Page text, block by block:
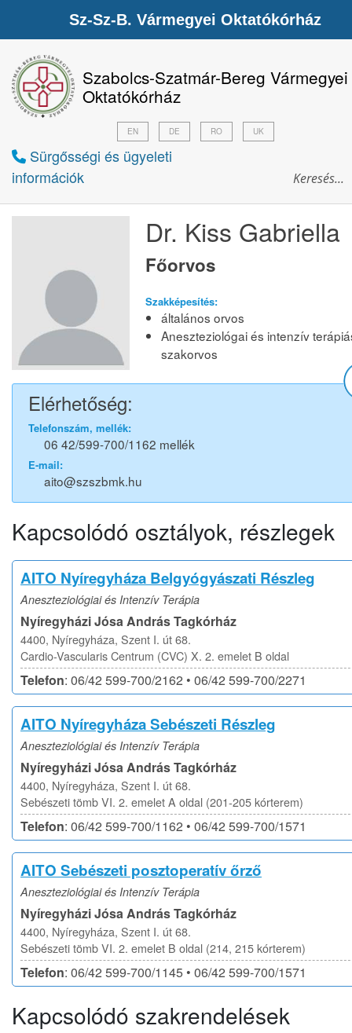
Szabolcs-Szatmár-Bereg Vármegyei
Oktatókórház
Sürgősségi és ügyeleti
információk
EN DE RO UK
Dr. Kiss Gabriella
Főorvos
Szakképesítés:
általános orvos
Aneszteziológai és intenzív
szakorvos
Elérhetőség:
Telefonszám, mellék:
06 42/599-700/1162 mellék
E-mail:
aito@szszbmk.hu
Kapcsolódó osztályok, részlegek
AITO Nyíregyháza Belgyógyászati Részleg
Aneszteziológiai és Intenzív Terápia
Nyíregyházi Jósa András Tagkórház
4400, Nyíregyháza, Szent I. út 68.
Cardio-Vascularis Centrum (CVC) X. 2. emelet B oldal
Telefon: 06/42 599-700/2162 • 06/42 599-700/2271
AITO Nyíregyháza Sebészeti Részleg
Aneszteziológiai és Intenzív Terápia
Nyíregyházi Jósa András Tagkórház
4400, Nyíregyháza, Szent I. út 68.
Sebészeti tömb VI. 2. emelet A oldal (201-205 kórterem)
Telefon: 06/42 599-700/1162 • 06/42 599-700/1571
AITO Sebészeti posztoperatív őrző
Aneszteziológiai és Intenzív Terápia
Nyíregyházi Jósa András Tagkórház
4400, Nyíregyháza, Szent I. út 68.
Sebészeti tömb VI. 2. emelet B oldal (214, 215 kórterem)
Telefon: 06/42 599-700/1145 • 06/42 599-700/1571
Kapcsolódó szakrendelések
Sz-Sz-B. Vármegyei Oktatókórház